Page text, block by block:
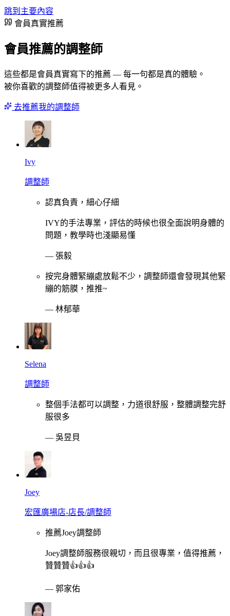
跳到主要內容
會員真實推薦
會員推薦的調整師
這些都是會員真實寫下的推薦 — 每一句都是真的體驗。
被你喜歡的調整師值得被更多人看見。
去推薦我的調整師
Ivy
調整師
認真負責，細心仔細
IVY的手法專業，評估的時候也很全面說明身體的
問題，教學時也淺顯易懂
— 張毅
按完身體緊繃處放鬆不少，調整師還會發現其他緊
繃的筋膜，推推~
— 林郁華
Selena
調整師
整個手法都可以調整，力道很舒服，整體調整完舒
服很多
— 吳昱貝
Joey
宏匯廣場店-店長/調整師
推薦Joey調整師
Joey調整師服務很親切，而且很專業，值得推薦，
贊贊贊👍👍👍
— 郭家佑